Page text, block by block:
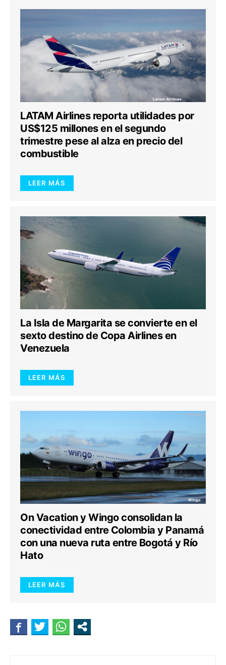
LATAM Airlines reporta utilidades por
US$125 millones en el segundo
trimestre pese al alza en precio del
combustible
LEER MÁS
La Isla de Margarita se convierte en el
sexto destino de Copa Airlines en
Venezuela
LEER MÁS
On Vacation y Wingo consolidan la
conectividad entre Colombia y Panamá
con una nueva ruta entre Bogotá y Río
Hato
LEER MÁS